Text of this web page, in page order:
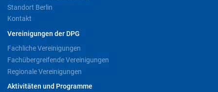
Standort Berlin
Kontakt
Vereinigungen der DPG
Fachliche Vereinigungen
Fachübergreifende Vereinigungen
Regionale Vereinigungen
Aktivitäten und Programme